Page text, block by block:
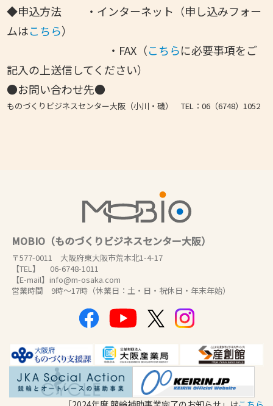
◆申込方法
・インターネット（申し込みフォー
ムはこちら）
・FAX（こちらに必要事項をご
記入の上送信してください）
●お問い合わせ先●
ものづくりビジネスセンター大阪（小川・磯） TEL：06（6748）1052
MOBIO（ものづくりビジネスセンター大阪）
〒577-0011 大阪府東大阪市荒本北1-4-17
【TEL】 06-6748-1011
【E-mail】info@m-osaka.com
営業時間 9時～17時（休業日：土・日・祝休日・年末年始）